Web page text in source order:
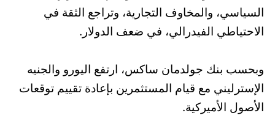
السياسي، والمخاوف التجارية، وتراجع الثقة في
الاحتياطي الفيدرالي، في ضعف الدولار.
وبحسب بنك جولدمان ساكس، ارتفع اليورو والجنيه
الإسترليني مع قيام المستثمرين بإعادة تقييم توقعات
الأصول الأميركية.